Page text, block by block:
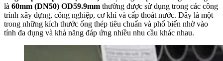
là 60mm (DN50) OD59.9mm thường được sử dụng trong các công
trình xây dựng, công nghiệp, cơ khí và cấp thoát nước. Đây là một
trong những kích thước ống thép tiêu chuẩn và phổ biến nhờ vào
tính đa dụng và khả năng đáp ứng nhiều nhu cầu khác nhau.